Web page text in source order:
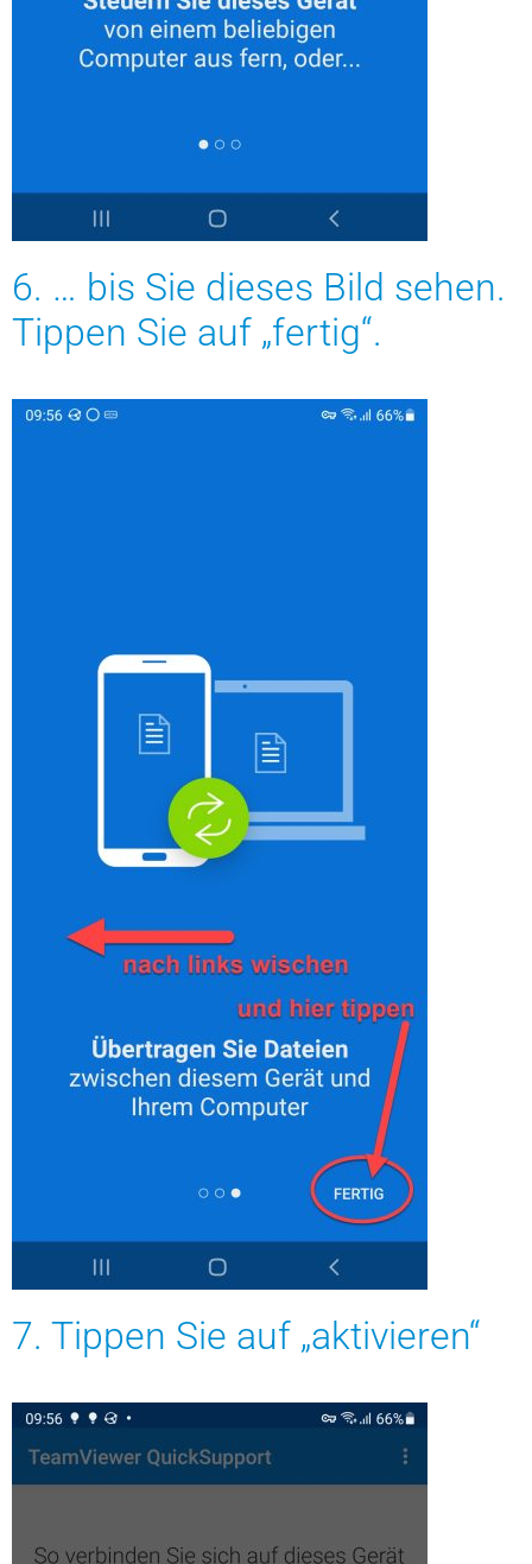
6. … bis Sie dieses Bild sehen.
Tippen Sie auf „fertig“.
7. Tippen Sie auf „aktivieren“